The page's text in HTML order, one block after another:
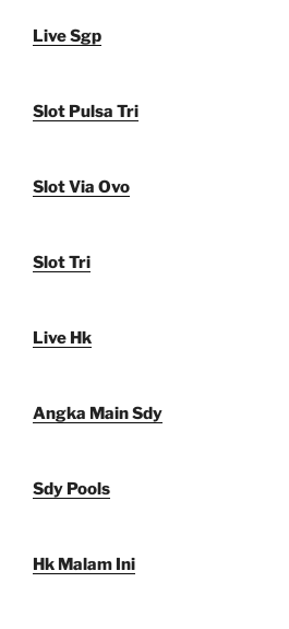
Live Sgp
Slot Pulsa Tri
Slot Via Ovo
Slot Tri
Live Hk
Angka Main Sdy
Sdy Pools
Hk Malam Ini